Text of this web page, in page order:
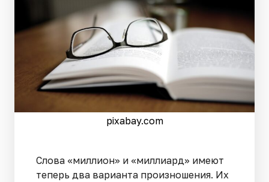
pixabay.com
Слова «миллион» и «миллиард» имеют
теперь два варианта произношения. Их